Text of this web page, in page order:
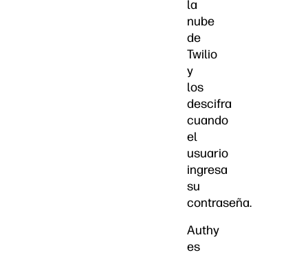
la
nube
de
Twilio
y
los
descifra
cuando
el
usuario
ingresa
su
contraseña.
Authy
es